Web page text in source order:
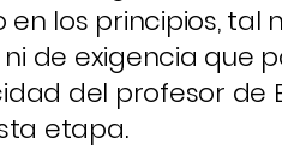
los principios, tal
de exigencia que
del profesor de
etapa.